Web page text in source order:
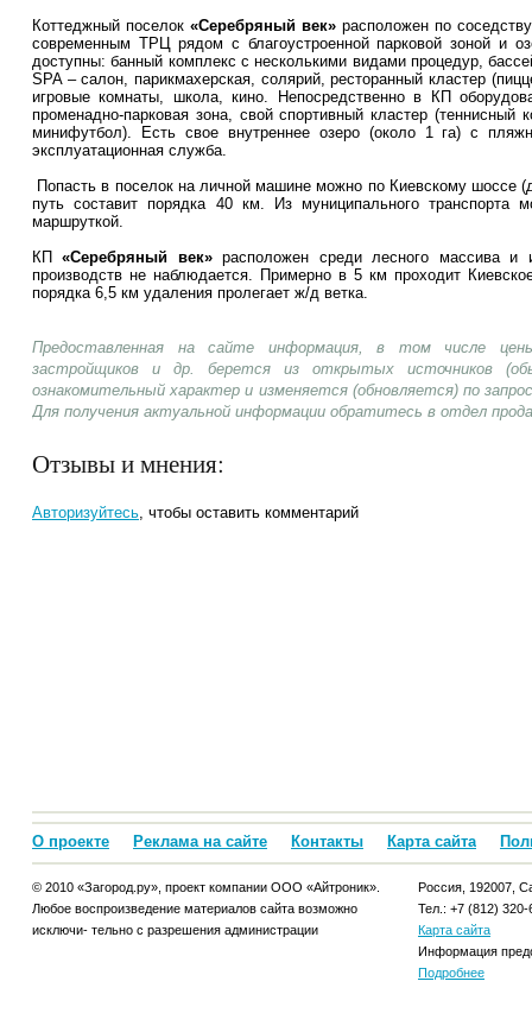
Коттеджный поселок «Серебряный век»расположен по
современным ТРЦ рядом с благоустроенной парковой зоной и
доступны: банный комплекс с несколькими видами процедур,
SPA – салон, парикмахерская, солярий, ресторанный кластер
игровые комнаты, школа, кино. Непосредственно в КП
променадно-парковая зона, свой спортивный кластер
минифутбол). Есть свое внутреннее озеро (около 1 га) с
эксплуатационная служба.
Попасть в поселок на личной машине можно по Киевскому шоссе
путь составит порядка 40 км. Из муниципального транспорта
маршруткой.
КП«Серебряный век»расположен среди лесного массива и
производств не наблюдается. Примерно в 5 км проходит
порядка 6,5 км удаления пролегает ж/д ветка.
Предоставленная на сайте информация, в том числе
застройщиков и др. берется из открытых источников
ознакомительный характер и изменяется (обновляется) по
Для получения актуальной информации обратитесь в отдел
Отзывы и мнения:
Авторизуйтесь, чтобы оставить комментарий
О проекте Реклама на сайте Контакты Карта сайта
© 2010 «Загород.ру», проект компании ООО «Айтроник».
Любое воспроизведение материалов сайта возможно
исключи- тельно с разрешения администрации
Россия, 192007,
Тел.: +7 (812) 320-
Карта сайта
Информация
Подробнее